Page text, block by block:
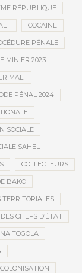
RÉPUBLIQUE
COCAÏNE
PÉNALE
MINIER 2023
MALI
PÉNAL 2024
SOCIALE
SAHEL
COLLECTEURS
BAKO
TERRITORIALES
CHEFS D’ÉTAT
TOGOLA
COLONISATION